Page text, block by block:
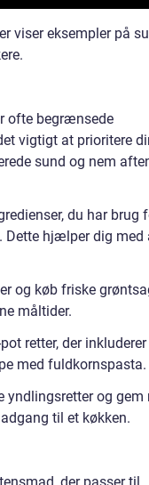
viser eksempler på
ofte begrænsede
vigtigt at prioritere
sund og nem
du har brug
Dette hjælper dig med
og køb friske
måltider.
retter, der
med fuldkornspasta.
og gem
til et køkken.